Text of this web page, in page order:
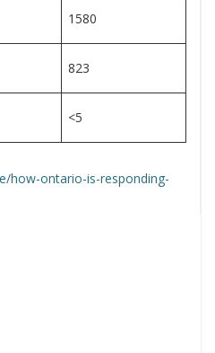
1580
823
<5
how-ontario-is-responding-